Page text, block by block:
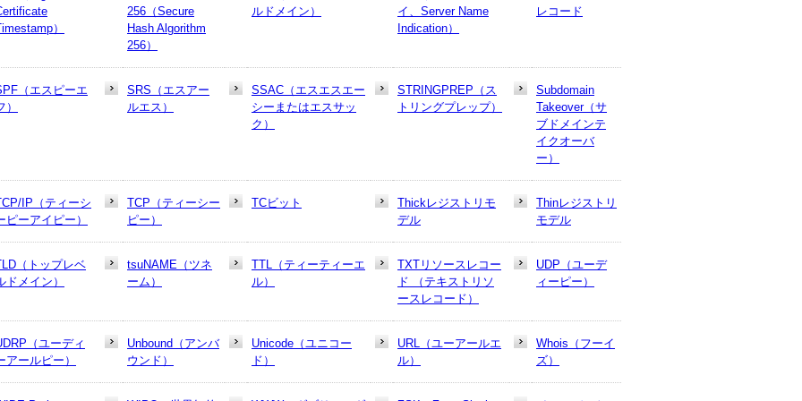
）
256（Secure
Hash Algorithm
256）
ルドメイン）
イ、Server Name
Indication）
レコード
（エスピーエ
）
SRS（エスアー
ルエス）
SSAC（エスエスエー
シーまたはエスサッ
ク）
STRINGPREP（ス
トリングプレップ）
Subdomain
Takeover（サ
ブドメインテ
イクオーバ
ー）
IP（ティーシ
ピーアイピー）
TCP（ティーシー
ピー）
TCビット
Thickレジストリモ
デル
Thinレジストリ
モデル
（トップレベ
ドメイン）
tsuNAME（ツネ
ーム）
TTL（ティーティーエ
ル）
TXTリソースレコー
ド （テキストリソ
ースレコード）
UDP（ユーデ
ィーピー）
（ユーディ
アールピー）
Unbound（アンバ
ウンド）
Unicode（ユニコー
ド）
URL（ユーアールエ
ル）
Whois（フーイ
ズ）